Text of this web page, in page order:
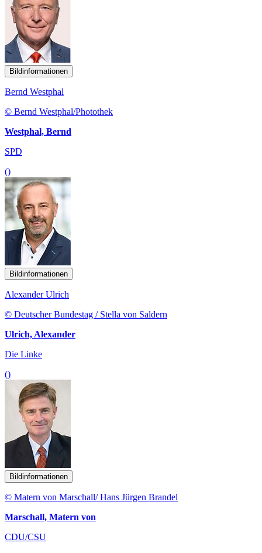
Bildinformationen
Bernd Westphal
© Bernd Westphal/Photothek
Westphal, Bernd
SPD
()
Bildinformationen
Alexander Ulrich
© Deutscher Bundestag / Stella von Saldern
Ulrich, Alexander
Die Linke
()
Bildinformationen
© Matern von Marschall/ Hans Jürgen Brandel
Marschall, Matern von
CDU/CSU